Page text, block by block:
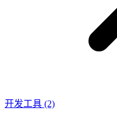
开发工具 (2)